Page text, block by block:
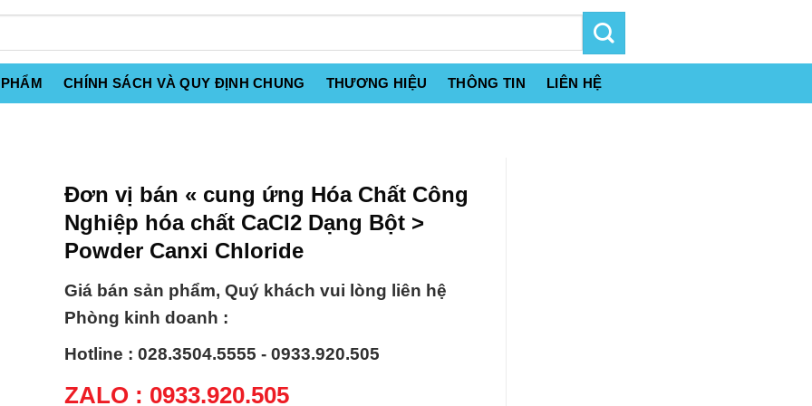
CHÍNH SÁCH VÀ QUY ĐỊNH CHUNG THƯƠNG HIỆU THÔNG TIN LIÊN HỆ
Đơn vị bán « cung ứng Hóa Chất Công
Nghiệp hóa chất CaCl2 Dạng Bột >
Powder Canxi Chloride
Giá bán sản phẩm, Quý khách vui lòng liên hệ
Phòng kinh doanh :
Hotline : 028.3504.5555 - 0933.920.505
ZALO : 0933.920.505